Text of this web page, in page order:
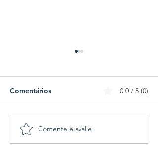
Athletico-PR e Vitória
divulgam escalações
Comentários 0.0 / 5 (0)
Comente e avalie